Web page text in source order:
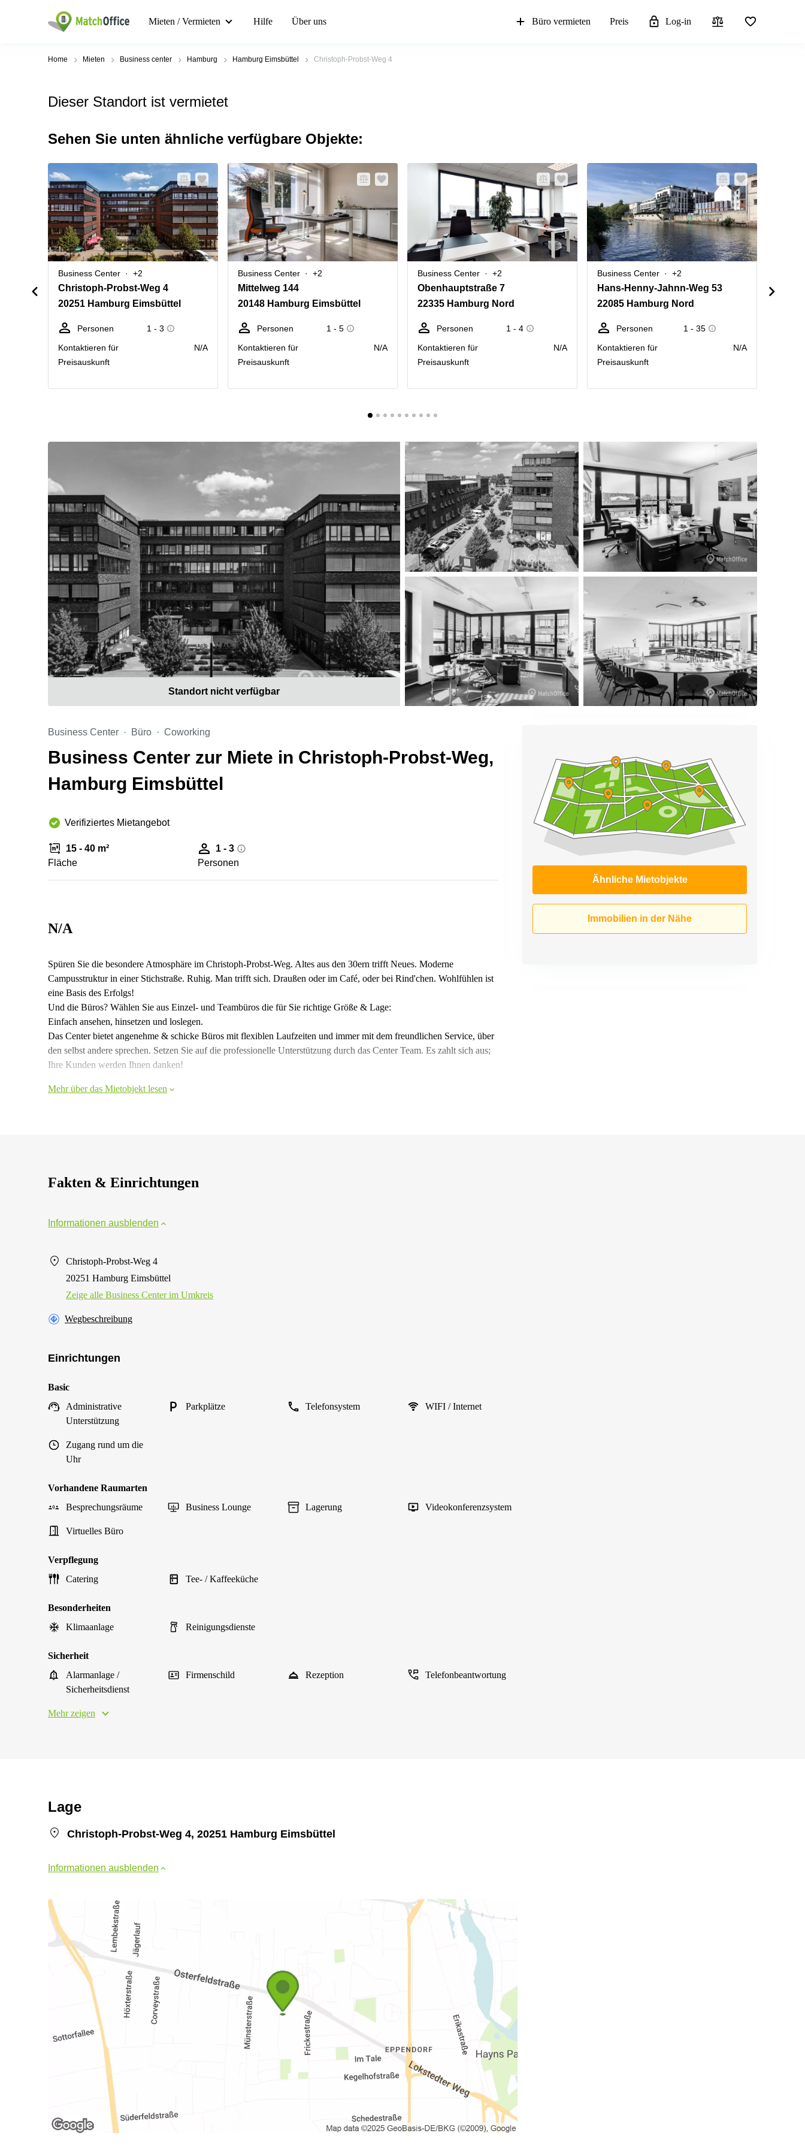
Mieten / Vermieten Hilfe Über uns Büro vermieten Preis Log-in
Home Mieten Business center Hamburg Hamburg Eimsbüttel Christoph-Probst-Weg 4
Dieser Standort ist vermietet
Sehen Sie unten ähnliche verfügbare Objekte:
Business Center +2
Christoph-Probst-Weg 4
20251 Hamburg Eimsbüttel
Personen
1 - 3
Kontaktieren für
Preisauskunft
N/A
Business Center +2
Mittelweg 144
20148 Hamburg Eimsbüttel
Personen
1 - 5
Kontaktieren für
Preisauskunft
N/A
Business Center +2
Obenhauptstraße 7
22335 Hamburg Nord
Personen
1 - 4
Kontaktieren für
Preisauskunft
N/A
Business Center +2
Hans-Henny-Jahnn-Weg 53
22085 Hamburg Nord
Personen
1 - 35
Kontaktieren für
Preisauskunft
N/A
Standort nicht verfügbar
Business Center Büro Coworking
Business Center zur Miete in Christoph-Probst-Weg,
Hamburg Eimsbüttel
Verifiziertes Mietangebot
15 - 40 m²
Fläche
1 - 3
Personen
Ähnliche Mietobjekte
Immobilien in der Nähe
N/A
Spüren Sie die besondere Atmosphäre im Christoph-Probst-Weg. Altes aus den 30ern trifft Neues. Moderne
Campusstruktur in einer Stichstraße. Ruhig. Man trifft sich. Draußen oder im Café, oder bei Rind'chen. Wohlfühlen ist
eine Basis des Erfolgs!
Und die Büros? Wählen Sie aus Einzel- und Teambüros die für Sie richtige Größe & Lage:
Einfach ansehen, hinsetzen und loslegen.
Das Center bietet angenehme & schicke Büros mit flexiblen Laufzeiten und immer mit dem freundlichen Service, über
den selbst andere sprechen. Setzen Sie auf die professionelle Unterstützung durch das Center Team. Es zahlt sich aus;
Ihre Kunden werden Ihnen danken!
Mehr über das Mietobjekt lesen
Fakten & Einrichtungen
Informationen ausblenden
Christoph-Probst-Weg 4
20251 Hamburg Eimsbüttel
Zeige alle Business Center im Umkreis
Wegbeschreibung
Einrichtungen
Basic
Administrative
Unterstützung
Parkplätze Telefonsystem WIFI / Internet
Zugang rund um die
Uhr
Vorhandene Raumarten
Besprechungsräume
Business Lounge Lagerung Videokonferenzsystem
Virtuelles Büro
Verpflegung
Catering
Tee- / Kaffeeküche
Besonderheiten
Klimaanlage
Reinigungsdienste
Sicherheit
Alarmanlage /
Sicherheitsdienst
Firmenschild Rezeption Telefonbeantwortung
Mehr zeigen
Lage
Christoph-Probst-Weg 4, 20251 Hamburg Eimsbüttel
Informationen ausblenden